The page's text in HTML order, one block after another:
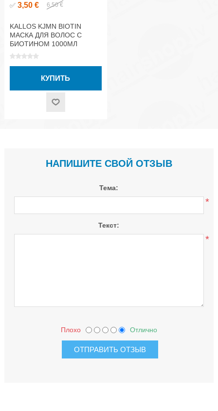
✅ 3,50 € 6,50 €
KALLOS KJMN BIOTIN
МАСКА ДЛЯ ВОЛОС С
БИОТИНОМ 1000МЛ
НАПИШИТЕ СВОЙ ОТЗЫВ
Тема:
*
Текст:
*
Плохо Отлично